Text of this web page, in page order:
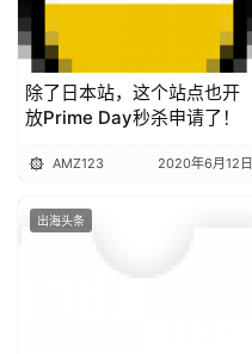
首
页
推
除了日本站，这个站点也开
放Prime Day秒杀申请了！
AMZ123 2020年6月12日
出海头条